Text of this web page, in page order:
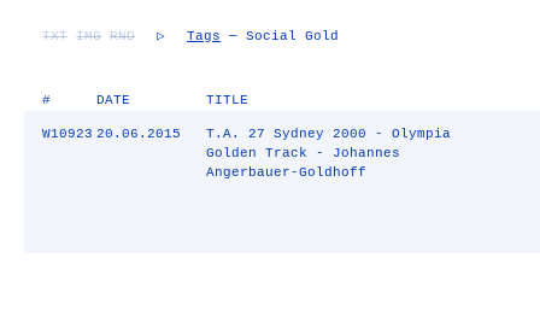
TXT IMG RND ▷ Tags — Social Gold
# DATE TITLE
W10923 20.06.2015
T.A. 27 Sydney 2000 - Olympia
Golden Track - Johannes
Angerbauer-Goldhoff